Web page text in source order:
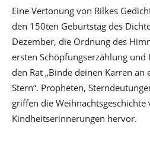
Eine Vertonung von Rilkes
den 150ten Geburtstag des
Dezember, die Ordnung des
ersten Schöpfungserzählung und
den Rat „Binde deinen Karren an
Stern“. Propheten,
griffen die
Kindheitserinnerungen hervor.